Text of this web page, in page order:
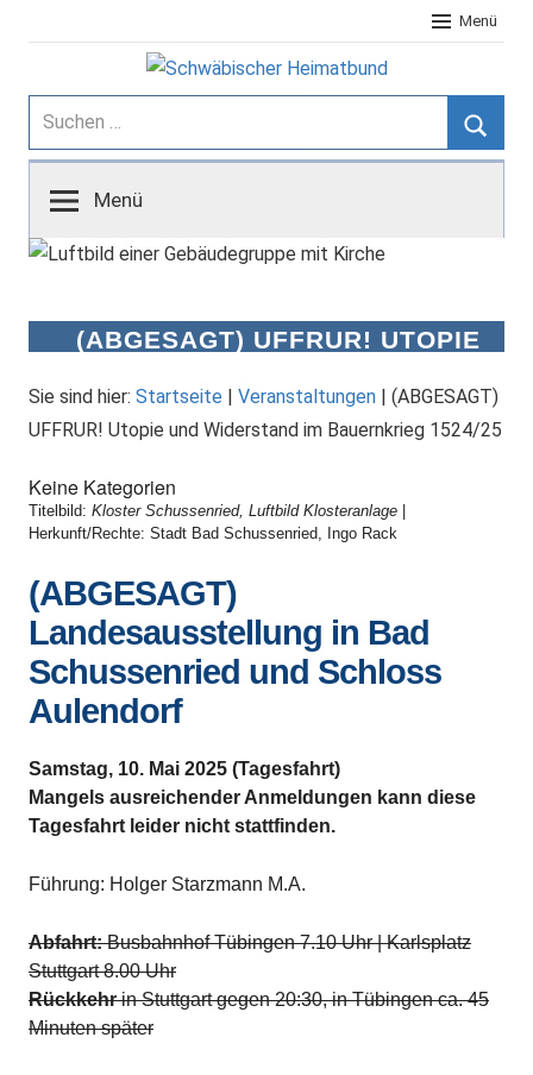
Inhalt
Menü
Schwäbischer
Heimatbund
Suchen
nach:
Menü
(ABGESAGT) UFFRUR! UTOPIE
BAUERNKRIEG 1524/25
Sie sind hier: Startseite | Veranstaltungen | (ABGESAGT)
UFFRUR! Utopie und Widerstand im Bauernkrieg 1524/25
Keine Kategorien
Titelbild: Kloster Schussenried, Luftbild Klosteranlage
Herkunft/Rechte: Stadt Bad Schussenried, Ingo Rack
(ABGESAGT)
Landesausstellung in Bad
Schussenried und Schloss
Aulendorf
Samstag, 10. Mai 2025 (Tagesfahrt)
Mangels ausreichender Anmeldungen kann diese
Tagesfahrt leider nicht stattfinden.
Führung: Holger Starzmann M.A.
Abfahrt:Busbahnhof Tübingen 7.10 Uhr | Karlsplatz
Stuttgart 8.00 Uhr
Rückkehrin Stuttgart gegen 20:30, in Tübingen ca. 45
Minuten später